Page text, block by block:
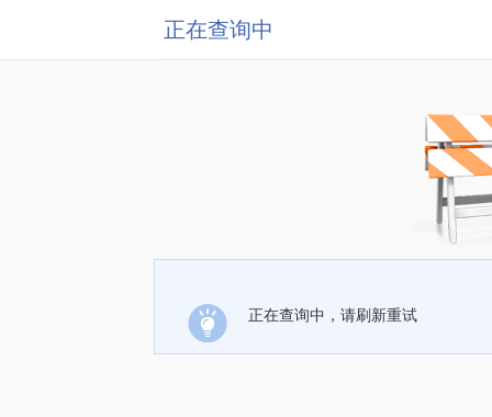
正在查询中
正在查询中，请刷新重试